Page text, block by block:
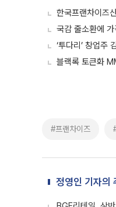
한국프랜차이즈
국감 줄소환에
‘투다리’ 창업주
블랙록 토큰화
#프랜차이즈
정영인 기자의